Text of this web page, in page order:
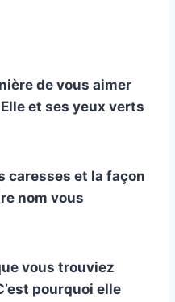
de vous aimer
et ses yeux verts
caresses et la façon
nom vous
vous trouviez
pourquoi elle